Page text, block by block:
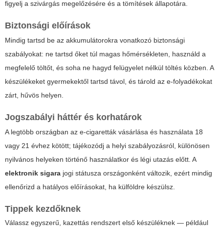
figyelj a szivárgás megelőzésére és a tömítések állapotára.
Biztonsági előírások
Mindig tartsd be az akkumulátorokra vonatkozó biztonsági
szabályokat: ne tartsd őket túl magas hőmérsékleten, használd a
megfelelő töltőt, és soha ne hagyd felügyelet nélkül töltés közben. A
készülékeket gyermekektől tartsd távol, és tárold az e-folyadékokat
zárt, hűvös helyen.
Jogszabályi háttér és korhatárok
A legtöbb országban az e-cigaretták vásárlása és használata 18
vagy 21 évhez kötött; tájékozódj a helyi szabályozásról, különösen
nyilvános helyeken történő használatkor és légi utazás előtt. A
elektronik sigara jogi státusza országonként változik, ezért mindig
ellenőrizd a hatályos előírásokat, ha külföldre készülsz.
Tippek kezdőknek
Válassz egyszerű, kazettás rendszert első készüléknek — például